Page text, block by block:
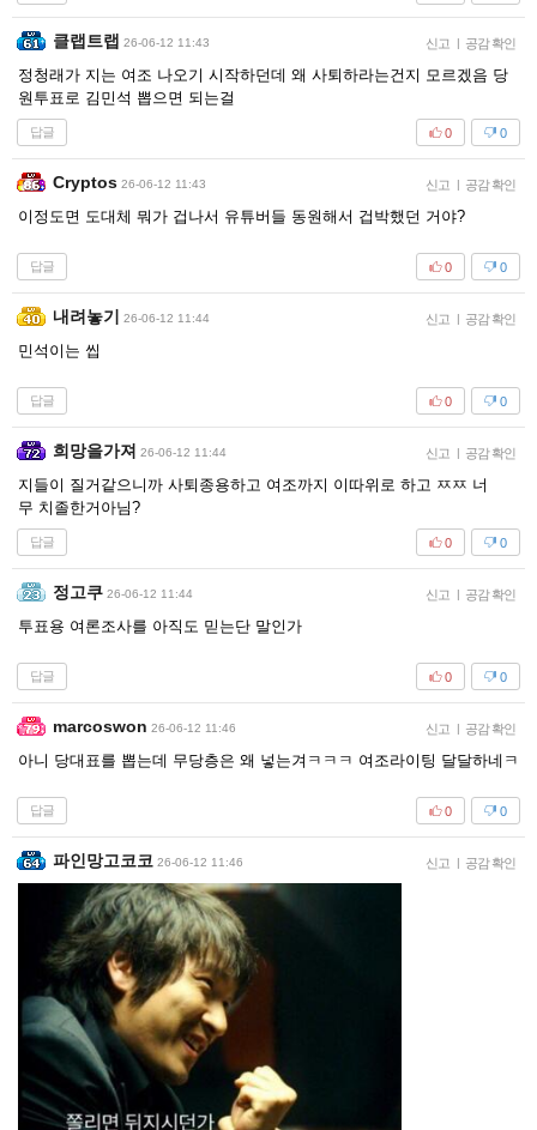
클랩트랩 26-06-12 11:43 신고 | 공감 확인
정청래가 지는 여조 나오기 시작하던데 왜 사퇴하라는건지 모르겠음 당
원투표로 김민석 뽑으면 되는걸
답글 0
0
Cryptos 26-06-12 11:43 신고 | 공감 확인
이정도면 도대체 뭐가 겁나서 유튜버들 동원해서 겁박했던 거야?
답글 0
0
내려놓기 26-06-12 11:44 신고 | 공감 확인
민석이는 씹
답글 0
0
희망을가져 26-06-12 11:44 신고 | 공감 확인
지들이 질거같으니까 사퇴종용하고 여조까지 이따위로 하고 ㅉㅉ 너
무 치졸한거아님?
답글 0
0
정고쿠 26-06-12 11:44 신고 | 공감 확인
투표용 여론조사를 아직도 믿는단 말인가
답글 0
0
marcoswon 26-06-12 11:46 신고 | 공감 확인
아니 당대표를 뽑는데 무당층은 왜 넣는겨ㅋㅋㅋ 여조라이팅 달달하네ㅋ
답글 0
0
파인망고코코 26-06-12 11:46 신고 | 공감 확인